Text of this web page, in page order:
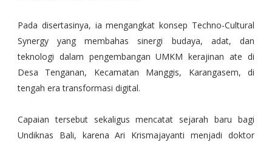
Pada disertasinya, ia mengangkat konsep Techno-Cultural
Synergy yang membahas sinergi budaya, adat, dan
teknologi dalam pengembangan UMKM kerajinan ate di
Desa Tenganan, Kecamatan Manggis, Karangasem, di
tengah era transformasi digital.
Capaian tersebut sekaligus mencatat sejarah baru bagi
Undiknas Bali, karena Ari Krismajayanti menjadi doktor